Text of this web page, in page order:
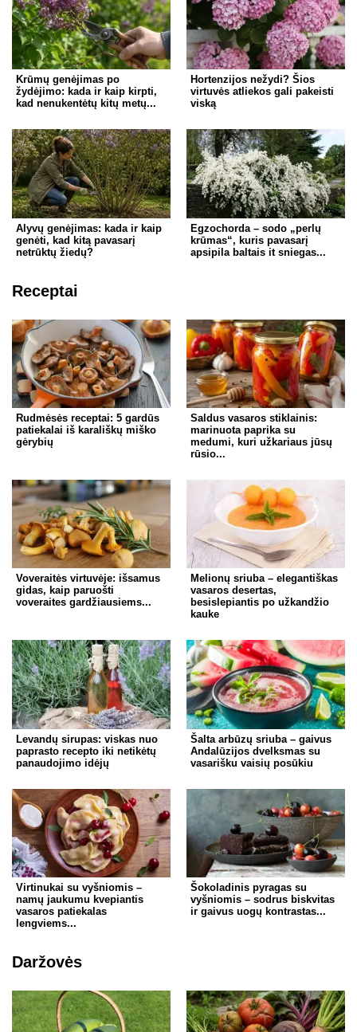
Krūmų genėjimas po
žydėjimo: kada ir kaip kirpti,
kad nenukentėtų kitų metų...
Hortenzijos nežydi? Šios
virtuvės atliekos gali pakeisti
viską
Alyvų genėjimas: kada ir kaip
genėti, kad kitą pavasarį
netrūktų žiedų?
Egzochorda – sodo „perlų
krūmas“, kuris pavasarį
apsipila baltais it sniegas...
Receptai
Rudmėsės receptai: 5 gardūs
patiekalai iš karališkų miško
gėrybių
Saldus vasaros stiklainis:
marinuota paprika su
medumi, kuri užkariaus jūsų
rūsio...
Voveraitės virtuvėje: išsamus
gidas, kaip paruošti
voveraites gardžiausiems...
Melionų sriuba – elegantiškas
vasaros desertas,
besislepiantis po užkandžio
kauke
Levandų sirupas: viskas nuo
paprasto recepto iki netikėtų
panaudojimo idėjų
Šalta arbūzų sriuba – gaivus
Andalūzijos dvelksmas su
vasarišku vaisių posūkiu
Virtinukai su vyšniomis –
namų jaukumu kvepiantis
vasaros patiekalas
lengviems...
Šokoladinis pyragas su
vyšniomis – sodrus biskvitas
ir gaivus uogų kontrastas...
Daržovės